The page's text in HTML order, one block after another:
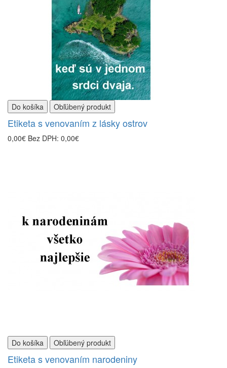
Do košíka Obľúbený produkt
Etiketa s venovaním z lásky ostrov
0,00€ Bez DPH: 0,00€
Do košíka Obľúbený produkt
Etiketa s venovaním narodeniny